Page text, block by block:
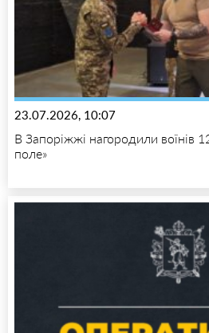
23.07.2026, 10:07
В Запоріжжі нагородили воїнів
поле»